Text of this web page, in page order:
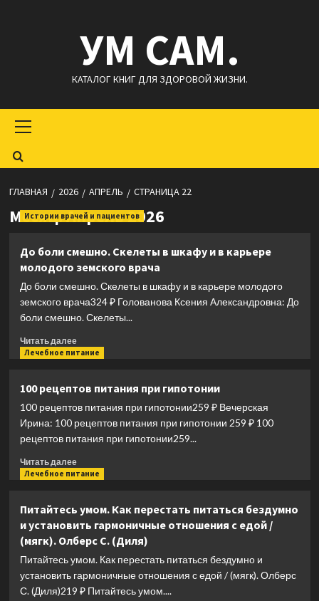
УМ САМ.
КАТАЛОГ КНИГ ДЛЯ ЗДОРОВОЙ ЖИЗНИ.
меню
ГЛАВНАЯ 2026 АПРЕЛЬ СТРАНИЦА 22
Месяц:Апрель 2026
Истории врачей и пациентов
До боли смешно. Скелеты в шкафу и в карьере
молодого земского врача
До боли смешно. Скелеты в шкафу и в карьере молодого
земского врача324 ₽ Голованова Ксения Александровна: До
боли смешно. Скелеты...
Читать далееПрочитать
больше
боли
смешно.
Скелеты
и
в
земского
врача
Лечебное питание
100 рецептов питания при гипотонии
100 рецептов питания при гипотонии259 ₽ Вечерская
Ирина: 100 рецептов питания при гипотонии 259 ₽ 100
рецептов питания при гипотонии259...
Читать далееПрочитать
больше
рецептов
питания
при
гипотонии
Лечебное питание
Питайтесь умом. Как перестать питаться бездумно
и установить гармоничные отношения с едой /
(мягк). Олберс С. (Диля)
Питайтесь умом. Как перестать питаться бездумно и
установить гармоничные отношения с едой / (мягк). Олберс
С. (Диля)219 ₽ Питайтесь умом....